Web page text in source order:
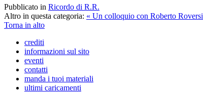
Pubblicato in Ricordo di R.R.
Altro in questa categoria: « Un colloquio con Roberto Roversi
Torna in alto
crediti
informazioni sul sito
eventi
contatti
manda i tuoi materiali
ultimi caricamenti